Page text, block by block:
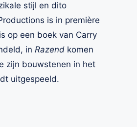
stijl en dito
is in première
op een boek van Carry
in Razend komen
zijn bouwstenen in het
uitgespeeld.